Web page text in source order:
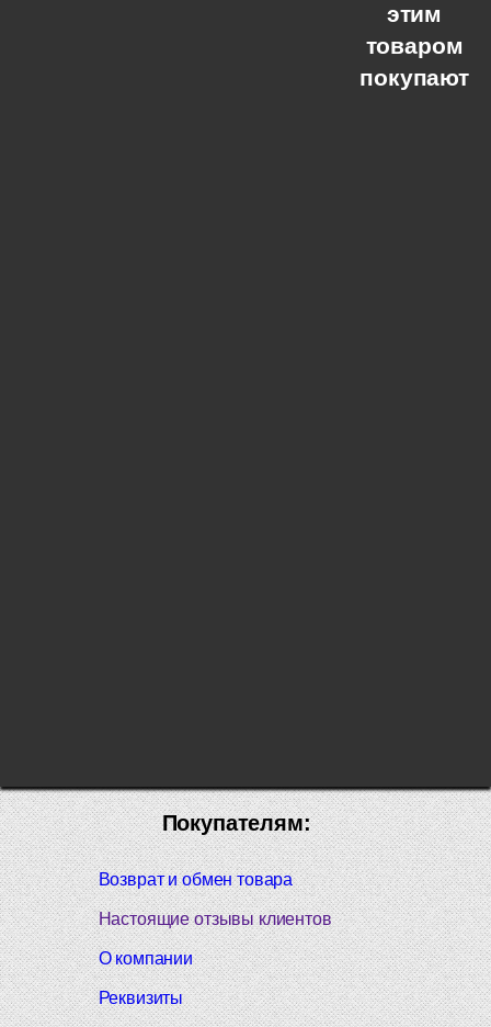
этим
товаром
покупают
Покупателям:
Возврат и обмен товара
Настоящие отзывы клиентов
О компании
Реквизиты